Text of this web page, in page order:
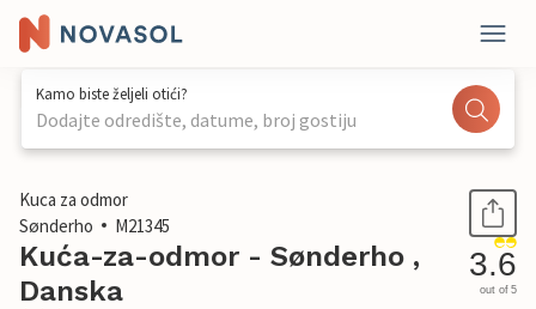
Kamo biste željeli otići?
Dodajte odredište, datume, broj gostiju
1 / 16
Kuca za odmor
Sønderho
M21345
Kuća-za-odmor - Sønderho ,
Danska
3.6
out of 5